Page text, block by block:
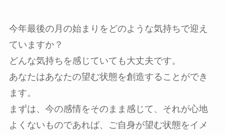
今年最後の月の始まりをどのような気持ちで迎え
ていますか？
どんな気持ちを感じていても大丈夫です。
あなたはあなたの望む状態を創造することができ
ます。
まずは、今の感情をそのまま感じて、それが心地
よくないものであれば、ご自身が望む状態をイメ